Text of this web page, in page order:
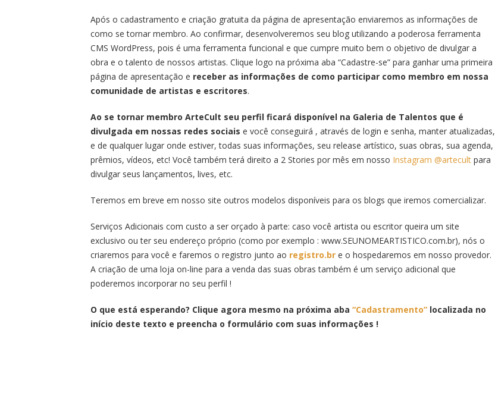
Após o cadastramento e criação gratuita da página de apresentação enviaremos as informações de
como se tornar membro. Ao confirmar, desenvolveremos seu blog utilizando a poderosa ferramenta
CMS WordPress, pois é uma ferramenta funcional e que cumpre muito bem o objetivo de divulgar a
obra e o talento de nossos artistas. Clique logo na próxima aba “Cadastre-se” para ganhar uma primeira
página de apresentação e receber as informações de como participar como membro em nossa
comunidade de artistas e escritores.
Ao se tornar membro ArteCult seu perfil ficará disponível na Galeria de Talentos que é
divulgada em nossas redes sociais e você conseguirá , através de login e senha, manter atualizadas,
e de qualquer lugar onde estiver, todas suas informações, seu release artístico, suas obras, sua agenda,
prêmios, vídeos, etc! Você também terá direito a 2 Stories por mês em nosso Instagram @artecult para
divulgar seus lançamentos, lives, etc.
Teremos em breve em nosso site outros modelos disponíveis para os blogs que iremos comercializar.
Serviços Adicionais com custo a ser orçado à parte: caso você artista ou escritor queira um site
exclusivo ou ter seu endereço próprio (como por exemplo : www.SEUNOMEARTISTICO.com.br), nós o
criaremos para você e faremos o registro junto ao registro.br e o hospedaremos em nosso provedor.
A criação de uma loja on-line para a venda das suas obras também é um serviço adicional que
poderemos incorporar no seu perfil !
O que está esperando? Clique agora mesmo na próxima aba “Cadastramento” localizada no
início deste texto e preencha o formulário com suas informações !